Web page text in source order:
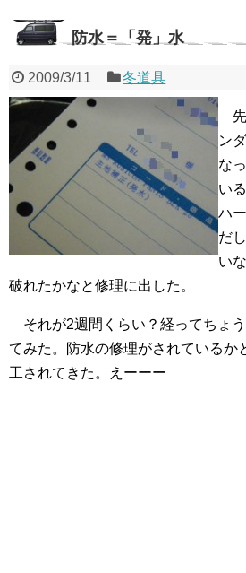
防水＝「発」水
2009/3/11 冬道具
先
ン
な
い
ハ
だ
い
破れたかなと修理に出した。
それが2週間くらい？経ってちょ
てみた。防水の修理がされているか
工されてきた。えーーー